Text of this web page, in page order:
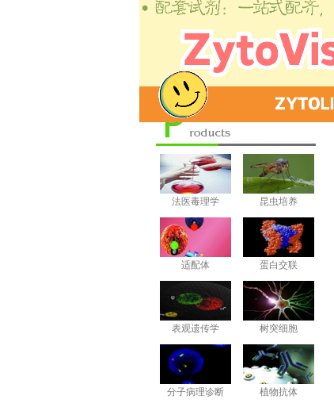
产品品牌
法医毒理学 昆虫培养
适配体 蛋白交联
表观遗传学 树突细胞
分子病理诊断 植物抗体